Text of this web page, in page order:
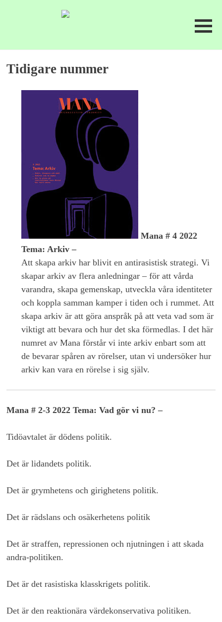
Tidigare nummer
Mana # 4 2022
Tema: Arkiv –
Att skapa arkiv har blivit en antirasistisk strategi. Vi
skapar arkiv av flera anledningar – för att vårda
varandra, skapa gemenskap, utveckla våra identiteter
och koppla samman kamper i tiden och i rummet. Att
skapa arkiv är att göra anspråk på att veta vad som är
viktigt att bevara och hur det ska förmedlas. I det här
numret av Mana förstår vi inte arkiv enbart som att
de bevarar spåren av rörelser, utan vi undersöker hur
arkiv kan vara en rörelse i sig själv.
Mana # 2-3 2022 Tema: Vad gör vi nu? –
Tidöavtalet är dödens politik.
Det är lidandets politik.
Det är grymhetens och girighetens politik.
Det är rädslans och osäkerhetens politik
Det är straffen, repressionen och njutningen i att skada
andra-politiken.
Det är det rasistiska klasskrigets politik.
Det är den reaktionära värdekonservativa politiken.